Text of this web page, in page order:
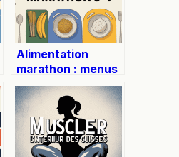
Alimentation
marathon : menus
et conseils pour
réussir la dernière
semaine